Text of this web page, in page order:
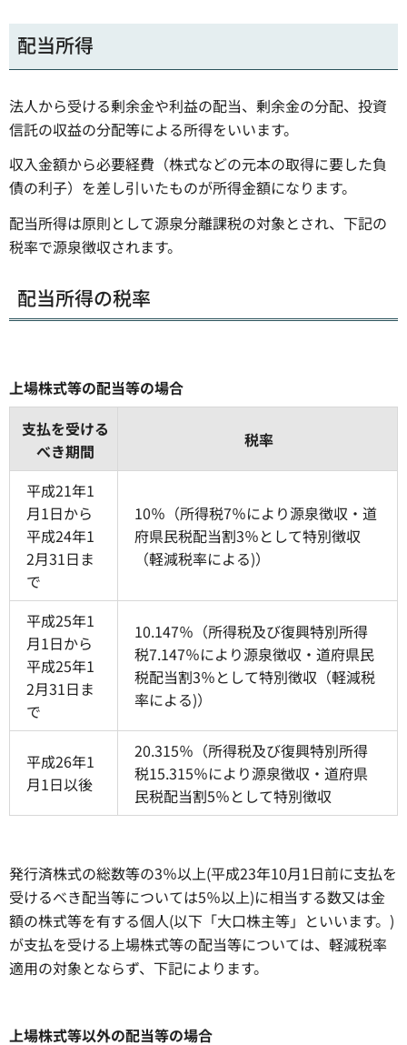
配当所得
法人から受ける剰余金や利益の配当、剰余金の分配、投資
信託の収益の分配等による所得をいいます。
収入金額から必要経費（株式などの元本の取得に要した負
債の利子）を差し引いたものが所得金額になります。
配当所得は原則として源泉分離課税の対象とされ、下記の
税率で源泉徴収されます。
配当所得の税率
支払を受ける
べき期間
税率
平成21年1
月1日から
平成24年1
2月31日ま
で
10％（所得税7％により源泉徴収・道
府県民税配当割3％として特別徴収
（軽減税率による)）
平成25年1
月1日から
平成25年1
2月31日ま
で
10.147％（所得税及び復興特別所得
税7.147％により源泉徴収・道府県民
税配当割3％として特別徴収（軽減税
率による)）
平成26年1
月1日以後
20.315％（所得税及び復興特別所得
税15.315％により源泉徴収・道府県
民税配当割5％として特別徴収
上場株式等の配当等の場合
発行済株式の総数等の3％以上(平成23年10月1日前に支払を
受けるべき配当等については5％以上)に相当する数又は金
額の株式等を有する個人(以下「大口株主等」といいます。)
が支払を受ける上場株式等の配当等については、軽減税率
適用の対象とならず、下記によります。
上場株式等以外の配当等の場合